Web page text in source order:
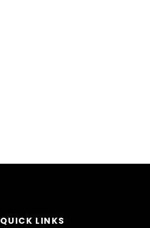
QUICK LINKS